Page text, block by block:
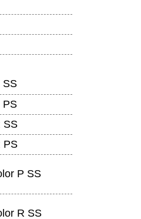
SS
PS
SS
PS
P SS
R SS